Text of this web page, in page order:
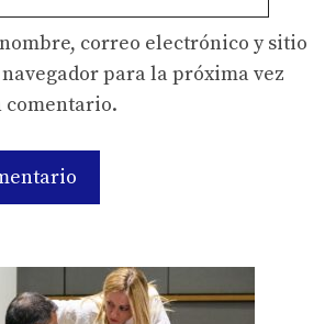
correo electrónico y sitio
para la próxima vez
comentario.